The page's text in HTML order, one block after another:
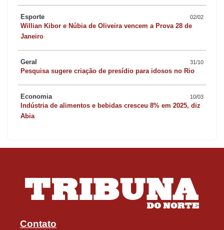
trabalhadores, empregadores e dos governos estadual e federal.
Ele tem como base o reajuste do Salário Mínimo Nacional, que
passou para R$ 1.518 em março deste ano, levando em conta
também a evolução do Índice Nacional de Preços ao Consumidor
(INPC), que encerrou o ano com alta de 3,71%. Caso o salário
mínimo nacional tenha outro reajuste no ano, o Ceter também
“O Paraná possui uma política de valorização do salário mínimo
tripartite, com representantes do governo, dos trabalhadores e
assegurar a melhor remuneração do país, o piso regional
também serve de base para a negociação de muitos sindicatos,
Esporte 02/02
Willian Kibor e Núbia de Oliveira vencem a Prova 28 de
Janeiro
Geral 31/10
Pesquisa sugere criação de presídio para idosos no Rio
Economia 10/03
Indústria de alimentos e bebidas cresceu 8% em 2025, diz
Abia
Contato